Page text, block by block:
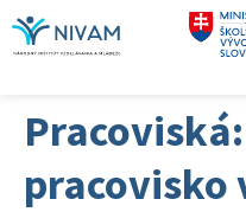
Pracoviská:
pracovisko